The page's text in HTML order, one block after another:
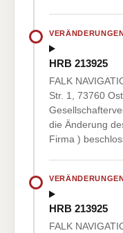
HRB 213925
FALK
Str. 1, 73760
die Änderung
Firma )
HRB 213925
FALK